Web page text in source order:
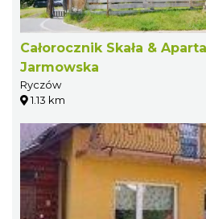
Całorocznik Skała &
Jarmowska
Ryczów
1.13 km